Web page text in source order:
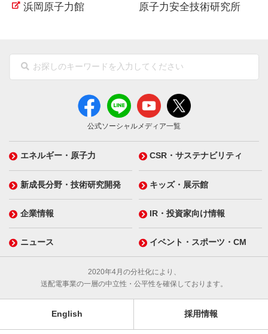
浜岡原子力館 原子力安全技術研究所
公式ソーシャルメディア一覧
エネルギー・原子力 CSR・サステナビリティ
新成長分野・技術研究開発 キッズ・展示館
企業情報 IR・投資家向け情報
ニュース イベント・スポーツ・CM
2020年4月の分社化により、
送配電事業の一層の中立性・公平性を確保しております。
English 採用情報